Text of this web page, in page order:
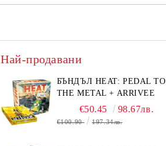
Най-продавани
БЪНДЪЛ HEAT: PEDAL TO
THE METAL + ARRIVEE
€50.45 98.67лв.
€100.90 197.34лв.